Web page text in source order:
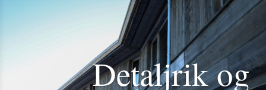
Detaljrik og